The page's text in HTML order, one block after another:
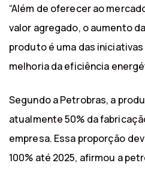
“Além de oferecer ao
valor agregado, o aumento
produto é uma das iniciativas
melhoria da eficiência
Segundo a Petrobras, a
atualmente 50% da
empresa. Essa proporção
100% até 2025, afirmou a